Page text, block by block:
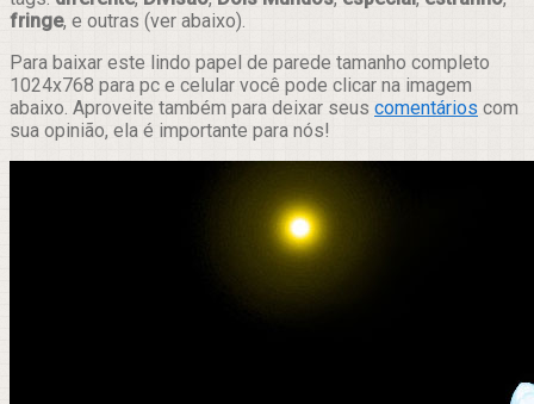
fringe, e outras (ver abaixo).
Para baixar este lindo papel de parede tamanho completo
1024x768 para pc e celular você pode clicar na imagem
abaixo. Aproveite também para deixar seus comentários com
sua opinião, ela é importante para nós!